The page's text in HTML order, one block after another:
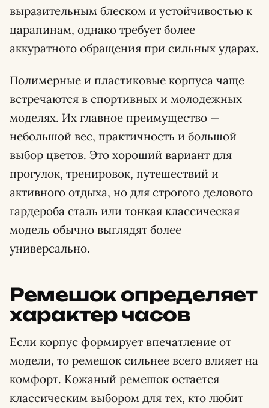
выразительным блеском и устойчивостью к
царапинам, однако требует более
аккуратного обращения при сильных ударах.
Полимерные и пластиковые корпуса чаще
встречаются в спортивных и молодежных
моделях. Их главное преимущество —
небольшой вес, практичность и большой
выбор цветов. Это хороший вариант для
прогулок, тренировок, путешествий и
активного отдыха, но для строгого делового
гардероба сталь или тонкая классическая
модель обычно выглядят более
универсально.
Ремешок определяет
характер часов
Если корпус формирует впечатление от
модели, то ремешок сильнее всего влияет на
комфорт. Кожаный ремешок остается
классическим выбором для тех, кто любит